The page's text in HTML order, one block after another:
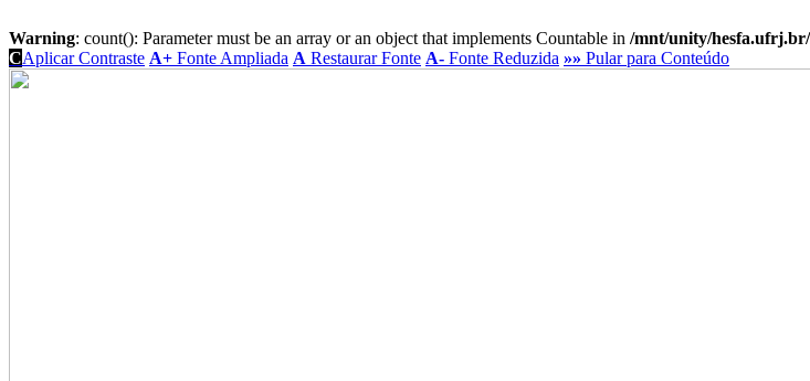
Warning: count(): Parameter must be an array or an object that implements Countable in /mnt/unity/
CAplicar Contraste A+ Fonte Ampliada A Restaurar Fonte A- Fonte Reduzida »» Pular para Conteúdo